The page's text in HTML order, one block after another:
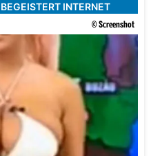
INTERNET
© Screenshot